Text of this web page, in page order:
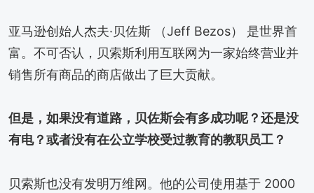
亚马逊创始人杰夫·贝佐斯 （Jeff Bezos） 是世界首
富。不可否认，贝索斯利用互联网为一家始终营业并
销售所有商品的商店做出了巨大贡献。
但是，如果没有道路，贝佐斯会有多成功呢？还是没
有电？或者没有在公立学校受过教育的教职员工？
贝索斯也没有发明万维网。他的公司使用基于 2000